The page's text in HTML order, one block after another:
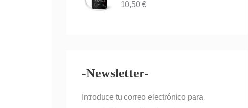
10,50€
-Newsletter-
Introduce tu correo electrónico para